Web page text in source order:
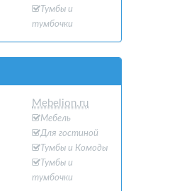
Тумбы и
тумбочки
Mebelion.ru
Мебель
Для гостиной
Тумбы и Комоды
Тумбы и
тумбочки